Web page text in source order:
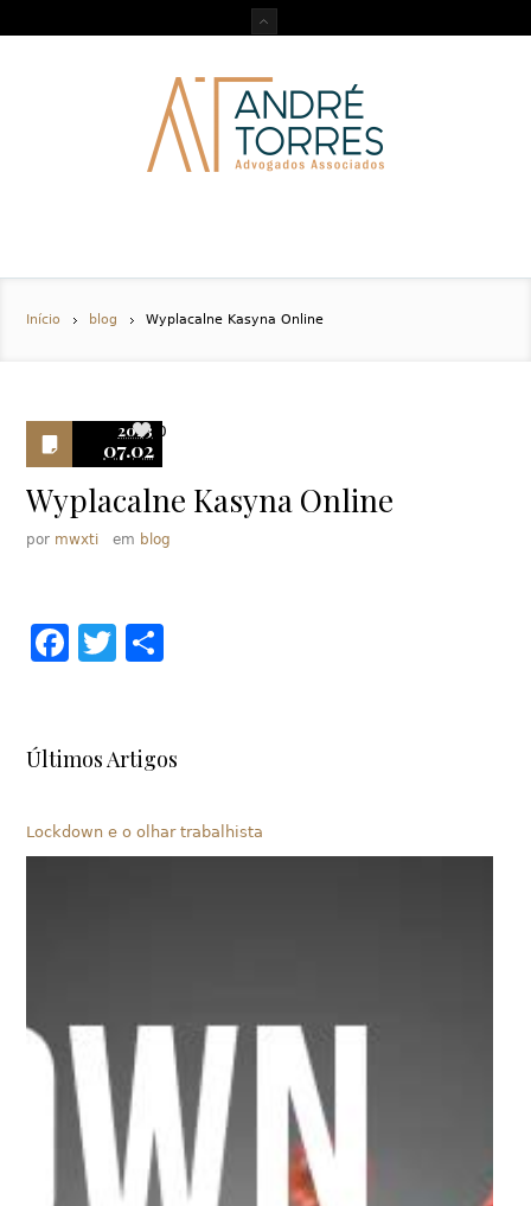
Início blog Wyplacalne Kasyna Online
2023
07.02
0
Wyplacalne Kasyna Online
por mwxti em blog
Facebook
Twitter
Últimos Artigos
Lockdown e o olhar trabalhista